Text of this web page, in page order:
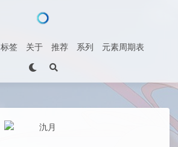
标签 关于 推荐 系列 元素周期表